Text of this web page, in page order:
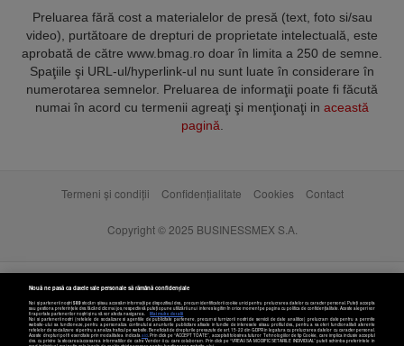
Preluarea fără cost a materialelor de presă (text, foto si/sau
video), purtătoare de drepturi de proprietate intelectuală, este
aprobată de către www.bmag.ro doar în limita a 250 de semne.
Spaţiile şi URL-ul/hyperlink-ul nu sunt luate în considerare în
numerotarea semnelor. Preluarea de informaţii poate fi făcută
numai în acord cu termenii agreaţi şi menţionaţi in această
pagină.
Termeni și condiții Confidențialitate Cookies Contact
Copyright © 2025 BUSINESSMEX S.A.
Nouă ne pasă ca datele tale personale să rămână confidențiale
Noi și partenerii noștri589stocăm și/sau accesăm informații pe dispozitivul dvs., precum identificatorii cookie unici pentru prelucrarea datelor cu caracter personal. Puteți accepta
sau gestiona preferințele dvs. făcând clic mai jos, respectiv vă puteți opune utilizării unui interes legitim în orice moment pe pagina cu politica de confidențialitate. Aceste alegeri vor
fi raportate partenerilor noștri și nu vă vor afecta navigarea.
Mai multe detalii
Noi si partenerii nostri (retelele de socializare si agentiile de publicitate partenere, precum si furnizorii nostri de servicii de date analitice) prelucram date pentru a permite
website-ului sa functioneze, pentru a personaliza continutul si anunturile publicitare afisate in functie de interesele si/sau profilul dvs., pentru a va oferi functionalitati aferente
retelelor de socializare si pentru a analiza traficul pe website. Beneficiati de drepturile prevazute de art. 15-22 din GDPR in legatura cu prelucrarea datelor cu caracter personal.
Aceste drepturi pot fi exercitate prin modalitatea indicataaici. Prin click pe “ACCEPT TOATE”, acceptati folosirea tuturor Tehnologiilor de tip Cookie, care implica inclusiv acceptul
dvs. cu privire la stocarea/accesarea informatiilor de catre Vendor-ii cu care colaboram. Prin click pe “VREAU SA MODIFIC SETARILE INDIVIDUAL” puteti schimba preferintele in